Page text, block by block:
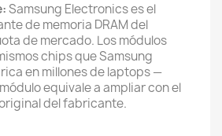
Samsung Electronics es el
de memoria DRAM del
de mercado. Los módulos
chips que Samsung
en millones de laptops —
equivale a ampliar con el
del fabricante.